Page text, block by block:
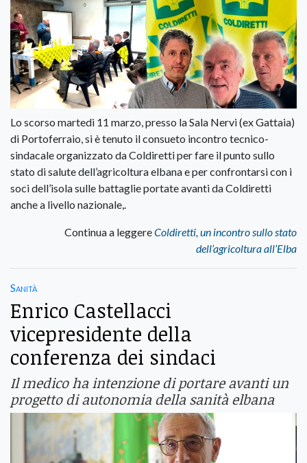
Lo scorso martedì 11 marzo, presso la Sala Nervi (ex Gattaia)
di Portoferraio, si è tenuto il consueto incontro tecnico-
sindacale organizzato da Coldiretti per fare il punto sullo
stato di salute dell’agricoltura elbana e per confrontarsi con i
soci dell’isola sulle battaglie portate avanti da Coldiretti
anche a livello nazionale,.
Continua a leggereColdiretti, un incontro sullo stato
dell’agricoltura all’Elba
Sanità
Enrico Castellacci
vicepresidente della
conferenza dei sindaci
Il medico ha intenzione di portare avanti un
progetto di autonomia della sanità elbana